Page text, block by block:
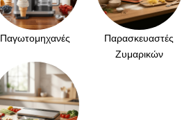
Παγωτομηχανές
Παρασκευαστές
Ζυμαρικών